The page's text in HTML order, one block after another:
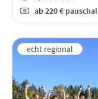
ab220 € pauschal